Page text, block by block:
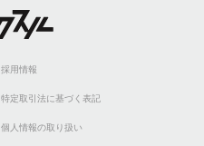
採用情報
特定取引法に基づく表記
個人情報の取り扱い